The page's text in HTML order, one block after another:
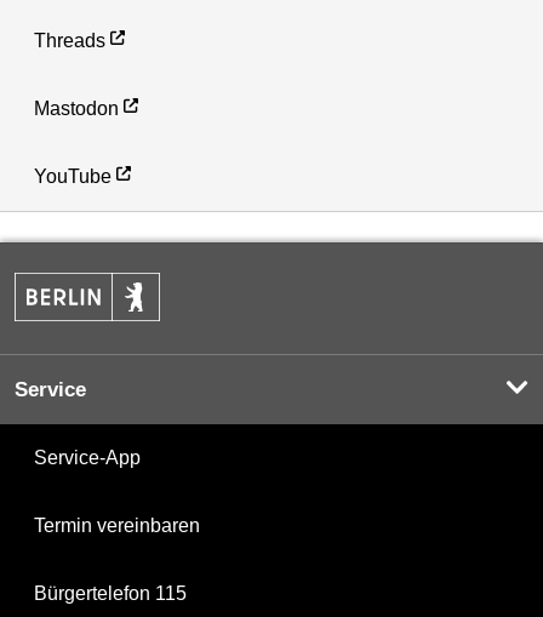
Threads
Mastodon
YouTube
Service
Service-App
Termin vereinbaren
Bürgertelefon 115